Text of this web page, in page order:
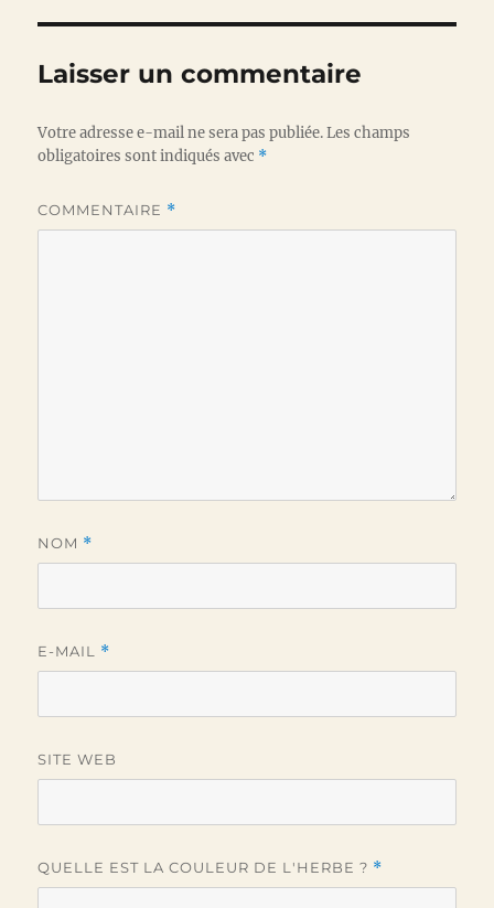
Laisser un commentaire
Votre adresse e-mail ne sera pas publiée. Les champs
obligatoires sont indiqués avec *
COMMENTAIRE *
NOM *
E-MAIL *
SITE WEB
QUELLE EST LA COULEUR DE L'HERBE ? *